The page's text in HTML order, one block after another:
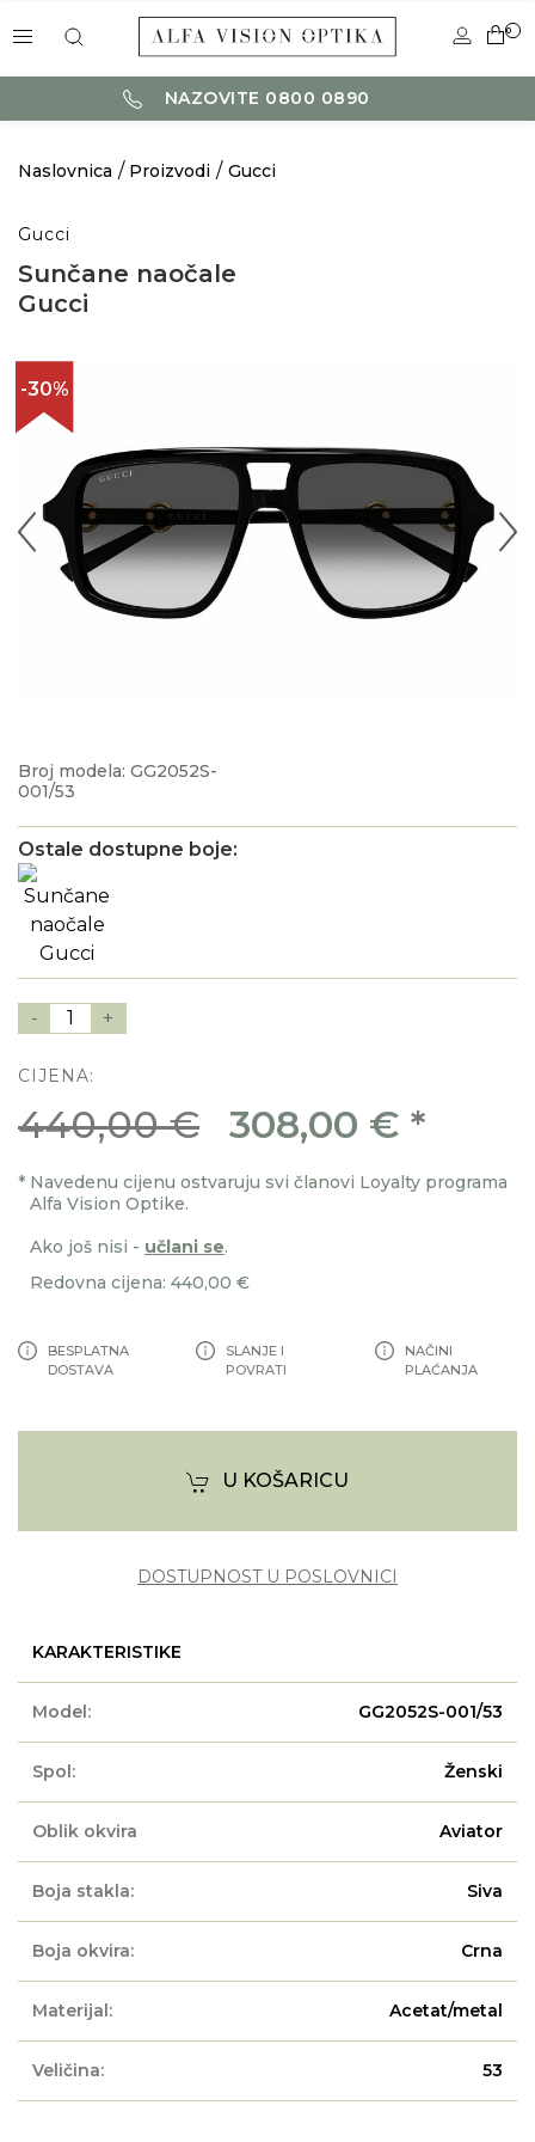
0
NAZOVITE 0800 0890
Naslovnica Proizvodi Gucci
Gucci
Sunčane naočale
Gucci
-30%
Broj modela: GG2052S-
001/53
Ostale dostupne boje:
- 1 +
CIJENA:
440,00 € 308,00 € *
* Navedenu cijenu ostvaruju svi članovi Loyalty programa
Alfa Vision Optike.
Ako još nisi - učlani se.
Redovna cijena: 440,00 €
BESPLATNA
DOSTAVA
SLANJE I
POVRATI
NAČINI
PLAĆANJA
U KOŠARICU
DOSTUPNOST U POSLOVNICI
KARAKTERISTIKE
Model: GG2052S-001/53
Spol: Ženski
Oblik okvira Aviator
Boja stakla: Siva
Boja okvira: Crna
Materijal: Acetat/metal
Veličina: 53